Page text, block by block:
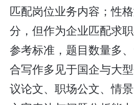
匹配岗位业务内容；性
分，但作为企业匹配求
参考标准，题目数量多
合写作多见于国企与大
议论文、职场公文、情